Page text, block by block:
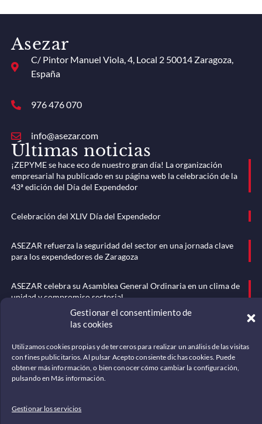
Gestionar el consentimiento de
las cookies
Utilizamos cookies propias y de terceros para realizar un análisis de las visitas
con fines publicitarios. Al pulsar Acepto consiente dichas cookies. Puede
obtener más información, o bien conocer cómo cambiar la configuración,
pulsando en Más información.
Gestionar los servicios
Asezar
C/ Pintor Manuel Viola, 4, Local 2 50014 Zaragoza,
España
976 476 070
info@asezar.com
Últimas noticias
¡ZEPYME se hace eco de nuestro gran día! La organización
empresarial ha publicado en su página web la celebración de la
43ª edición del Día del Expendedor
Celebración del XLIV Día del Expendedor
ASEZAR refuerza la seguridad del sector en una jornada clave
para los expendedores de Zaragoza
ASEZAR celebra su Asamblea General Ordinaria en un clima de
unidad y compromiso sectorial
Noticias
Historia
Mundo del tabaco